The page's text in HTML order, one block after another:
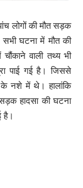
लोगों की मौत सड़क
घटना में मौत की
चौंकाने वाली तथ्य भी
पाई गई है। जिससे
के नशे में थे। हालांकि
हादसा की घटना
है।